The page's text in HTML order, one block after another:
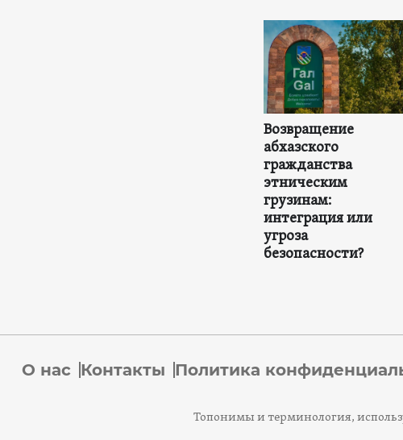
Возвращение
абхазского
гражданства
этническим
грузинам:
интеграция или
угроза
безопасности?
О нас Контакты Политика
Топонимы и терминология,